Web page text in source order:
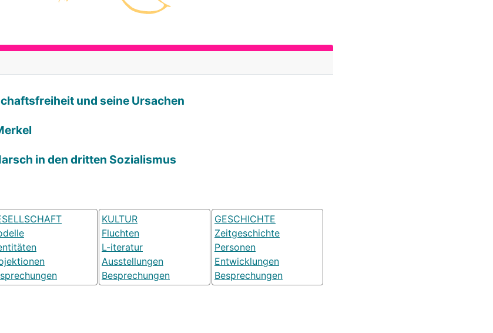
und seine Ursachen
in den dritten Sozialismus
KULTUR
Fluchten
L-iteratur
Ausstellungen
Besprechungen
GESCHICHTE
Zeitgeschichte
Personen
Entwicklungen
Besprechungen